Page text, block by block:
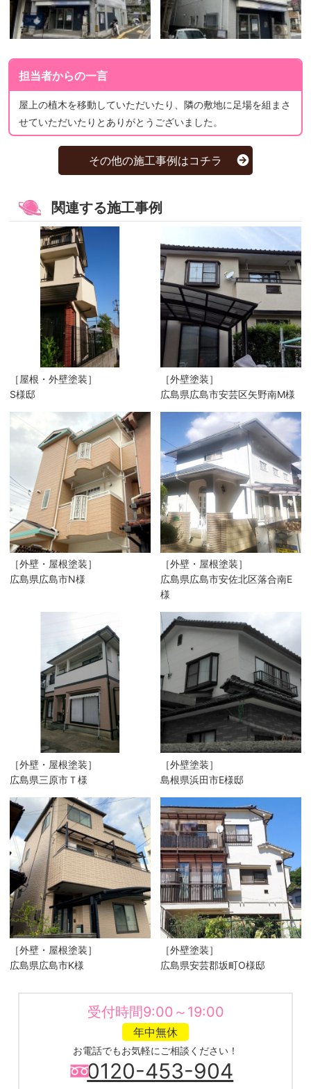
担当者からの一言
屋上の植木を移動していただいたり、隣の敷地に足場を組まさ
せていただいたりとありがとうございました。
その他の施工事例はコチラ
関連する施工事例
［屋根・外壁塗装］
S様邸
［外壁塗装］
広島県広島市安芸区矢野南M様
［外壁・屋根塗装］
広島県広島市N様
［外壁・屋根塗装］
広島県広島市安佐北区落合南E
様
［外壁・屋根塗装］
広島県三原市Ｔ様
［外壁塗装］
島根県浜田市E様邸
［外壁・屋根塗装］
広島県広島市K様
［外壁塗装］
広島県安芸郡坂町O様邸
受付時間9:00～19:00
年中無休
お電話でもお気軽にご相談ください！
0120-453-904